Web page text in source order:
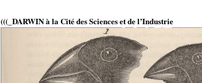
(((_DARWIN à la Cité des Sciences et de l’Industrie